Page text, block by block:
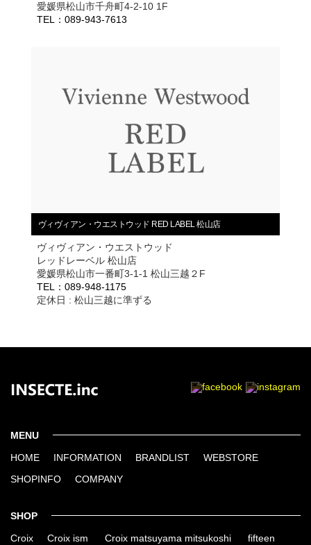
愛媛県松山市千舟町4-2-10 1F
TEL：089-943-7613
ヴィヴィアン・ウエストウッド RED LABEL 松山店
ヴィヴィアン・ウエストウッド
レッドレーベル 松山店
愛媛県松山市一番町3-1-1 松山三越２F
TEL：089-948-1175
定休日 : 松山三越に準ずる
MENU
HOME INFORMATION BRANDLIST WEBSTORE
SHOPINFO COMPANY
SHOP
Croix Croix ism Croix matsuyama mitsukoshi fifteen